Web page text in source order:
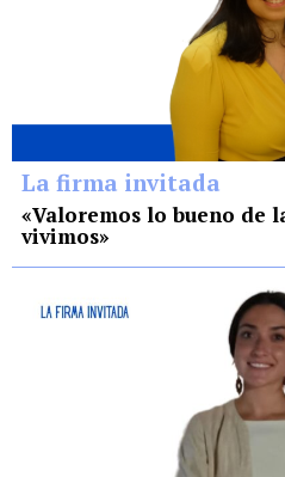
La firma invitada
«Valoremos lo bueno de
vivimos»